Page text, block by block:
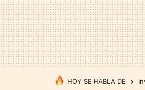
HOY SE HABLA DE